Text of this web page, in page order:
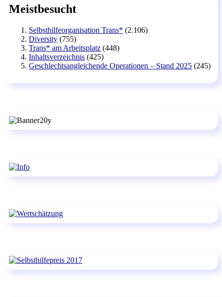
Meistbesucht
Selbsthilfeorganisation Trans* (2.106)
Diversity (755)
Trans* am Arbeitsplatz (448)
Inhaltsverzeichnis (425)
Geschlechtsangleichende Operationen – Stand 2025 (245)